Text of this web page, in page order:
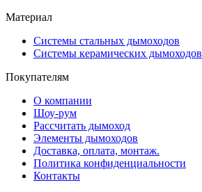
Материал
Системы стальных дымоходов
Системы керамических дымоходов
Покупателям
О компании
Шоу-рум
Рассчитать дымоход
Элементы дымоходов
Доставка, оплата, монтаж.
Политика конфиденциальности
Контакты